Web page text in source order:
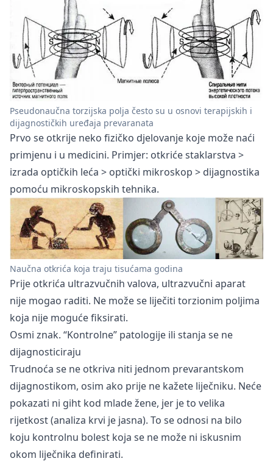
Pseudonaučna torzijska polja često su u osnovi terapijskih i
dijagnostičkih uređaja prevaranata
Prvo se otkrije neko fizičko djelovanje koje može naći
primjenu i u medicini. Primjer: otkriće staklarstva >
izrada optičkih leća > optički mikroskop > dijagnostika
pomoću mikroskopskih tehnika.
Naučna otkrića koja traju tisućama godina
Prije otkrića ultrazvučnih valova, ultrazvučni aparat
nije mogao raditi. Ne može se liječiti torzionim poljima
koja nije moguće fiksirati.
Osmi znak. “Kontrolne” patologije ili stanja se ne
dijagnosticiraju
Trudnoća se ne otkriva niti jednom prevarantskom
dijagnostikom, osim ako prije ne kažete liječniku. Neće
pokazati ni giht kod mlade žene, jer je to velika
rijetkost (analiza krvi je jasna). To se odnosi na bilo
koju kontrolnu bolest koja se ne može ni iskusnim
okom liječnika definirati.